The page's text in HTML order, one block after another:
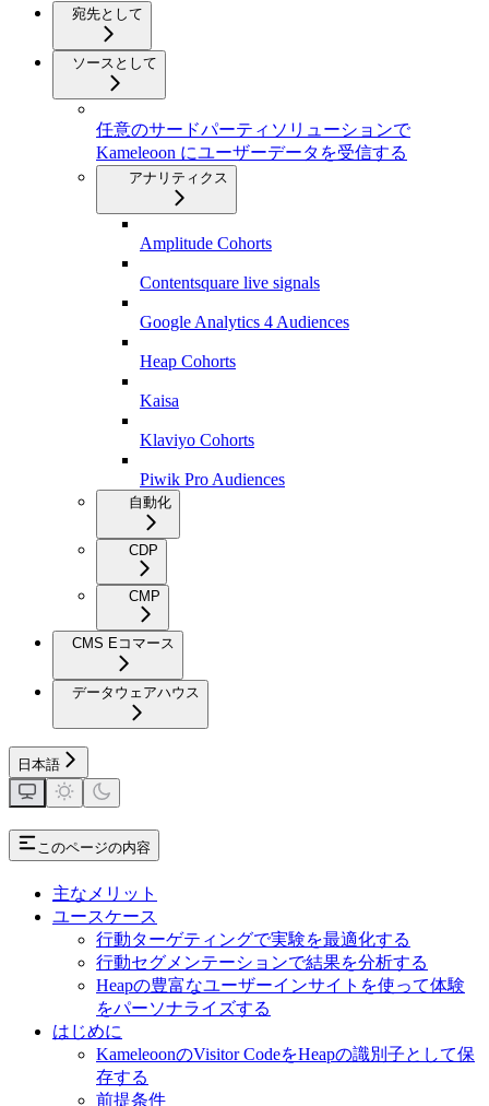
宛先として
ソースとして
任意のサードパーティソリューションで
Kameleoon にユーザーデータを受信する
アナリティクス
Amplitude Cohorts
Contentsquare live signals
Google Analytics 4 Audiences
Heap Cohorts
Kaisa
Klaviyo Cohorts
Piwik Pro Audiences
自動化
CDP
CMP
CMS Eコマース
データウェアハウス
日本語
このページの内容
主なメリット
ユースケース
行動ターゲティングで実験を最適化する
行動セグメンテーションで結果を分析する
Heapの豊富なユーザーインサイトを使って体験
をパーソナライズする
はじめに
KameleoonのVisitor CodeをHeapの識別子として保
存する
前提条件